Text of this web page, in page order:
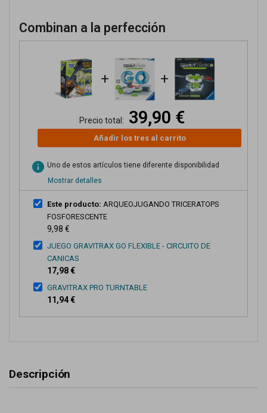
Combinan a la perfección
+ +
Precio total: 39,90 €
Añadir los tres al carrito
info Uno de estos artículos tiene diferente disponibilidad
Mostrar detalles
Este producto: ARQUEOJUGANDO TRICERATOPS
FOSFORESCENTE
9,98 €
JUEGO GRAVITRAX GO FLEXIBLE - CIRCUITO DE
CANICAS
17,98 €
GRAVITRAX PRO TURNTABLE
11,94 €
Descripción